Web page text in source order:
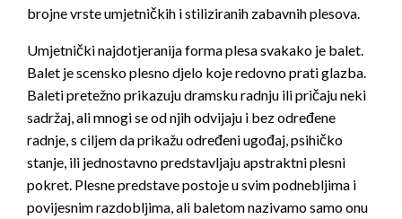
brojne vrste umjetničkih i stiliziranih zabavnih plesova.
Umjetnički najdotjeranija forma plesa svakako je balet.
Balet je scensko plesno djelo koje redovno prati glazba.
Baleti pretežno prikazuju dramsku radnju ili pričaju neki
sadržaj, ali mnogi se od njih odvijaju i bez određene
radnje, s ciljem da prikažu određeni ugođaj, psihičko
stanje, ili jednostavno predstavljaju apstraktni plesni
pokret. Plesne predstave postoje u svim podnebljima i
povijesnim razdobljima, ali baletom nazivamo samo onu